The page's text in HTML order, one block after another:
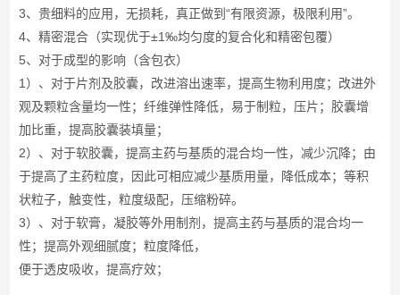
3、贵细料的应用，无损耗，真正做到“有限资源，极限利用”。
4、精密混合（实现优于±1‰均匀度的复合化和精密包覆）
5、对于成型的影响（含包衣）
1）、对于片剂及胶囊，改进溶出速率，提高生物利用度；改进外
观及颗粒含量均一性；纤维弹性降低，易于制粒，压片；胶囊增
加比重，提高胶囊装填量；
2）、对于软胶囊，提高主药与基质的混合均一性，减少沉降；由
于提高了主药粒度，因此可相应减少基质用量，降低成本；等积
状粒子，触变性，粒度级配，压缩粉碎。
3）、对于软膏，凝胶等外用制剂，提高主药与基质的混合均一
性；提高外观细腻度；粒度降低，
便于透皮吸收，提高疗效；